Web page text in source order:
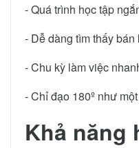
- Quá trình học tập
- Dễ dàng tìm thấy
- Chu kỳ làm việc
- Chỉ đạo 180º như
Khả năng